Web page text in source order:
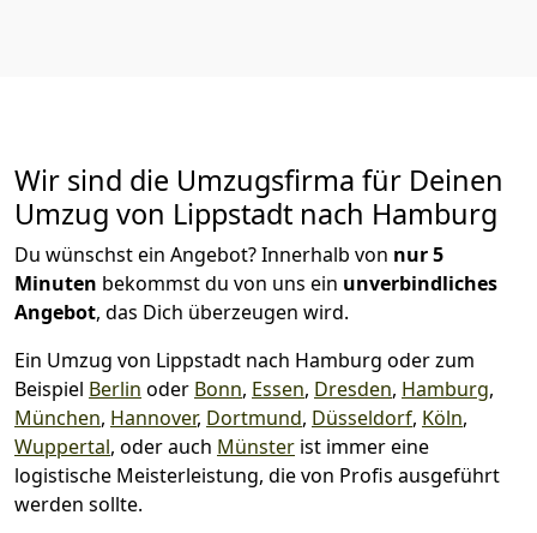
Wir sind die Umzugsfirma für Deinen
Umzug von Lippstadt nach Hamburg
Du wünschst ein Angebot? Innerhalb von nur 5
Minuten bekommst du von uns ein unverbindliches
Angebot, das Dich überzeugen wird.
Ein Umzug von Lippstadt nach Hamburg oder zum
Beispiel Berlin oder Bonn, Essen, Dresden, Hamburg,
München, Hannover, Dortmund, Düsseldorf, Köln,
Wuppertal, oder auch Münster ist immer eine
logistische Meisterleistung, die von Profis ausgeführt
werden sollte.